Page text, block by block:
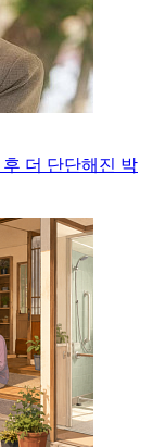
더 단단해진 박